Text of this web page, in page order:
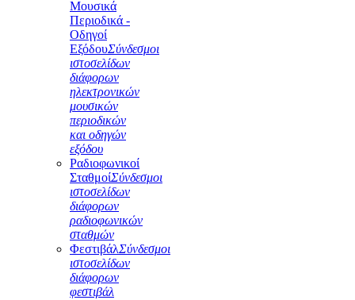
Μουσικά
Περιοδικά -
Οδηγοί
ΕξόδουΣύνδεσμοι
ιστοσελίδων
διάφορων
ηλεκτρονικών
μουσικών
περιοδικών
και οδηγών
εξόδου
Ραδιοφωνικοί
ΣταθμοίΣύνδεσμοι
ιστοσελίδων
διάφορων
ραδιοφωνικών
σταθμών
ΦεστιβάλΣύνδεσμοι
ιστοσελίδων
διάφορων
φεστιβάλ